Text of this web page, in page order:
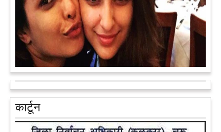
आरक्षण के विरोध में राजा भैया बोले, प्रमोशन का आधार गुणवत्ता और
वरिष्ठता हो, जाति नहीं
प्रतापगढ़ के कुंडा से बाहुबली विधायक रघुराज प्रताप सिंह उर्फ राजा भैया ने
शुक्रवार को लखनऊ में प्रेस कांफ्रेंस कर नई राजनीतिक पार्टी बनाने की
आधिकारिक घोषणा करते हुए पार्टी के मुद्दों के बारे में बताया.आगे पढ़ें
कार्टून